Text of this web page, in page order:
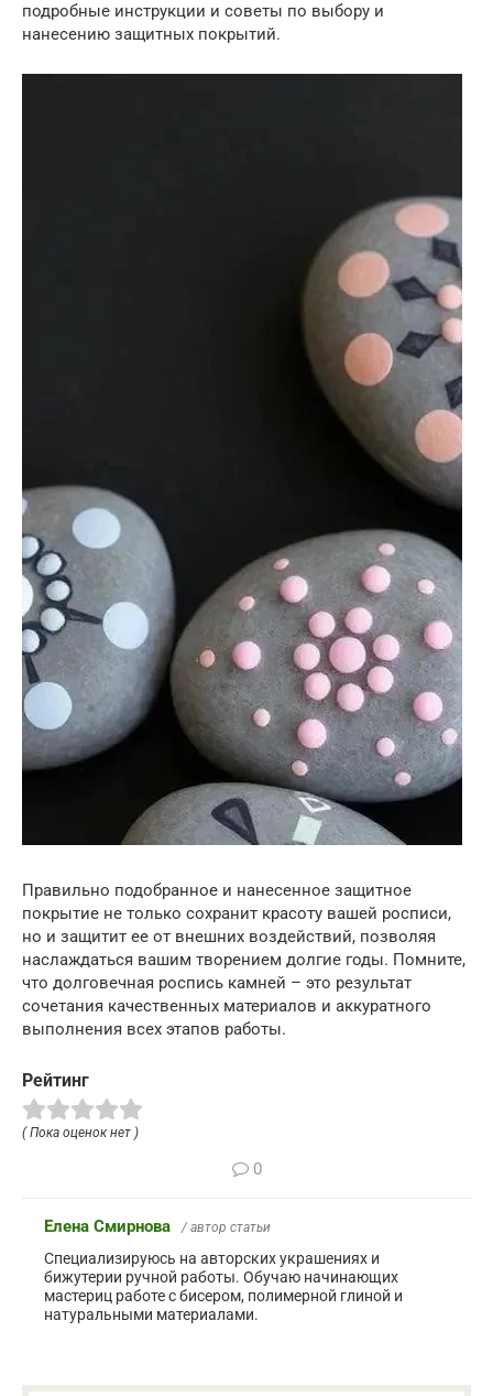
подробные инструкции и советы по выбору и
нанесению защитных покрытий.
Правильно подобранное и нанесенное защитное
покрытие не только сохранит красоту вашей росписи,
но и защитит ее от внешних воздействий, позволяя
наслаждаться вашим творением долгие годы. Помните,
что долговечная роспись камней – это результат
сочетания качественных материалов и аккуратного
выполнения всех этапов работы.
Рейтинг
( Пока оценок нет )
0
Елена Смирнова / автор статьи
Специализируюсь на авторских украшениях и
бижутерии ручной работы. Обучаю начинающих
мастериц работе с бисером, полимерной глиной и
натуральными материалами.